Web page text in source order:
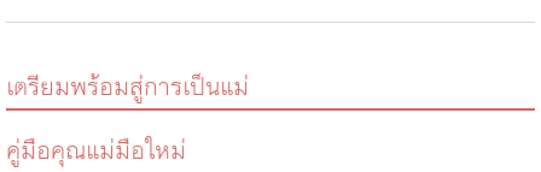
เตรียมพร้อมสู่การเป็นแม่
คู่มือคุณแม่มือใหม่